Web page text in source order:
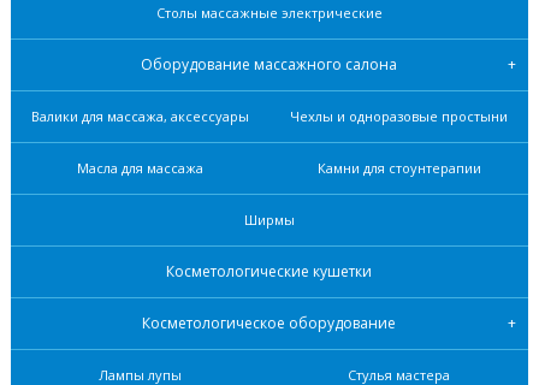
Столы массажные электрические
Оборудование массажного салона
Валики для массажа, аксессуары Чехлы и одноразовые простыни
Масла для массажа Камни для стоунтерапии
Ширмы
Косметологические кушетки
Косметологическое оборудование
Лампы лупы Стулья мастера